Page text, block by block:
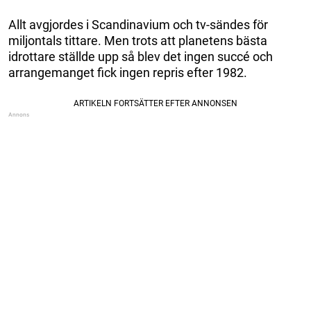
Allt avgjordes i Scandinavium och tv-sändes för
miljontals tittare. Men trots att planetens bästa
idrottare ställde upp så blev det ingen succé och
arrangemanget fick ingen repris efter 1982.